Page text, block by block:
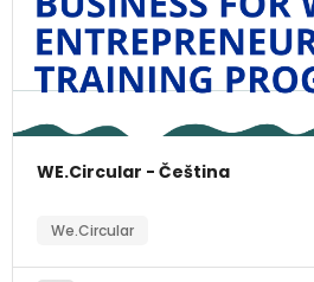
WE.Circular - Čeština
We.Circular